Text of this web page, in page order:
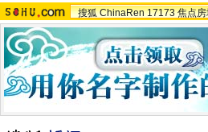
搜狐 ChinaRen 17173 焦点房